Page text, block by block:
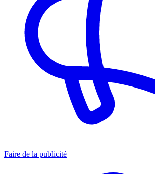
Faire de la publicité